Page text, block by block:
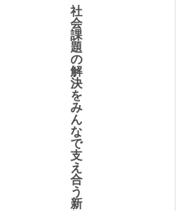
社
会
課
題
の
解
決
を
み
ん
な
で
支
え
合
う
新